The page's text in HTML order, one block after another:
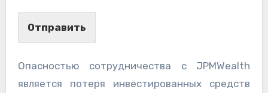
Отправить
Опасностью сотрудничества с JPMWealth
является потеря инвестированных средств